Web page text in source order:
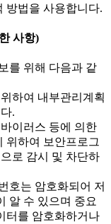
방법을 사용합니다.
사항)
를 위해 다음과 같
하여 내부관리계획
.
이러스 등에 의한
위하여 보안프로그
로 감시 및 차단하
호는 암호화되어 저
알 수 있으며 중요
터를 암호화하거나